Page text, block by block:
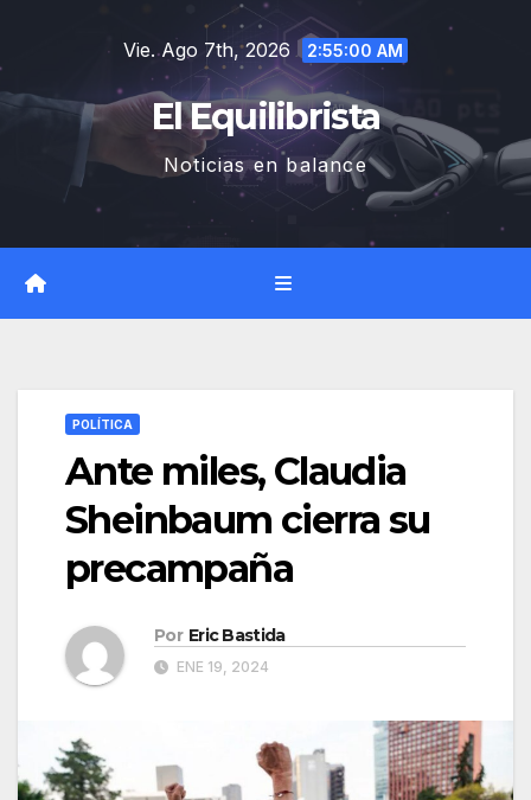
contenido
Vie. Ago 7th, 2026 2:55:01 AM
El Equilibrista
Noticias en balance
POLÍTICA
Ante miles, Claudia
Sheinbaum cierra su
precampaña
Por Eric Bastida
ENE 19, 2024